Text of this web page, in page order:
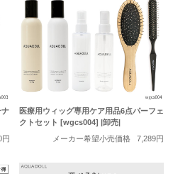
ナ
円
医療用ウィッグ専用ケア用品6点パーフェ
クトセット [wgcs004] |卸売|
メーカー希望小売価格
7,289円